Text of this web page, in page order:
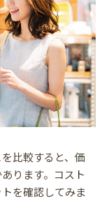
比較すると、価
ります。コスト
を確認してみま